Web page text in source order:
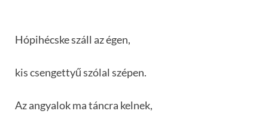
Hópihécske száll az égen,
kis csengettyű szólal szépen.
Az angyalok ma táncra kelnek,